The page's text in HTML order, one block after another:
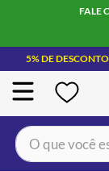
FALE
5% DE DESCONTO
O que você está